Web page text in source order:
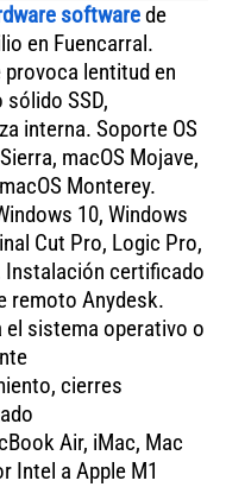
softwarede
en Fuencarral.
lentitud en
SSD,
interna. Soporte OS
macOS Mojave,
Monterey.
10, Windows
Cut Pro, Logic Pro,
Instalación certificado
remoto Anydesk.
sistema operativo o
cierres
Air, iMac, Mac
Intel a Apple M1